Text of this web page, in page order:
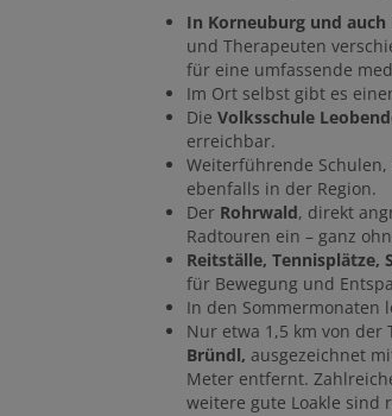
In Korneuburg und
und Therapeuten
für eine umfassende
Im Ort selbst gibt es
Die Volksschule
erreichbar.
Weiterführende
ebenfalls in der Region.
Der Rohrwald, direkt
Radtouren ein – ganz
Reitställe, Tennisplätze,
für Bewegung und
In den Sommermonaten
Nur etwa 1,5 km von
Bründl, ausgezeichnet
Meter entfernt.
weitere gute Loakle sind